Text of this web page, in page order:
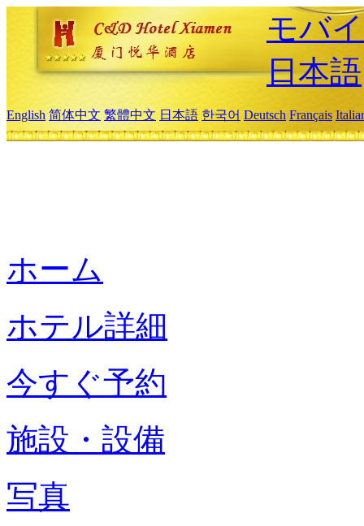
モバ
日本語
English 简体中文 繁體中文 日本語 한국어 Deutsch Français
ホーム
ホテル詳細
今すぐ予約
施設・設備
写真